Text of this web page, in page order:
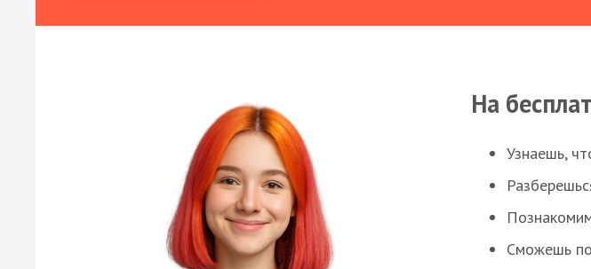
На
Узнаешь,
Сможешь